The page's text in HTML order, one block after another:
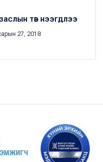
төв нээгдлээ
27, 2018